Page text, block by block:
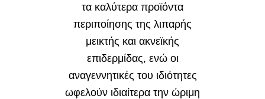
τα καλύτερα προϊόντα
περιποίησης της λιπαρής
μεικτής και ακνεϊκής
επιδερμίδας, ενώ οι
αναγεννητικές του ιδιότητες
ωφελούν ιδιαίτερα την ώριμη